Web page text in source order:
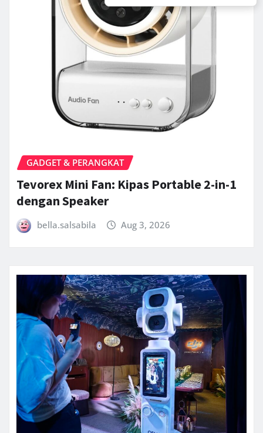
GADGET & PERANGKAT
Tevorex Mini Fan: Kipas Portable 2-in-1
dengan Speaker
bella.salsabila Aug 3, 2026